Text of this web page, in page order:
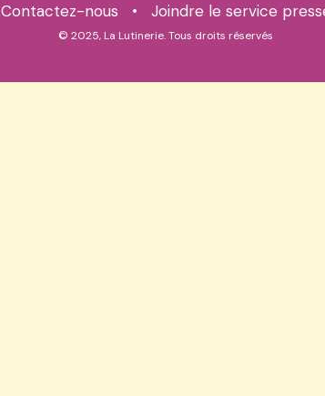
Contactez-nous • Joindre le service
© 2025, La Lutinerie. Tous droits réservés